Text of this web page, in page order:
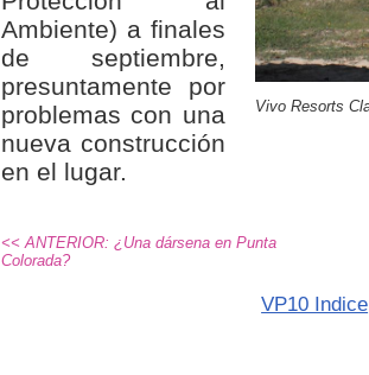
Vivo Resorts
Ambiente) a finales
de septiembre,
presuntamente por
problemas con una
nueva construcción
en el lugar.
<< ANTERIOR: ¿Una dársena en Punta
Colorada?
VP10 Indice